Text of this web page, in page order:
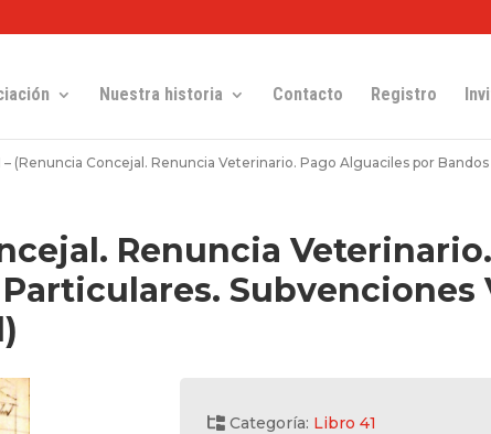
Nuestra historia Contacto Registro
– (Renuncia Concejal. Renuncia Veterinario. Pago Alguaciles por
Renuncia
Subvenciones
Categoría: Libro 41